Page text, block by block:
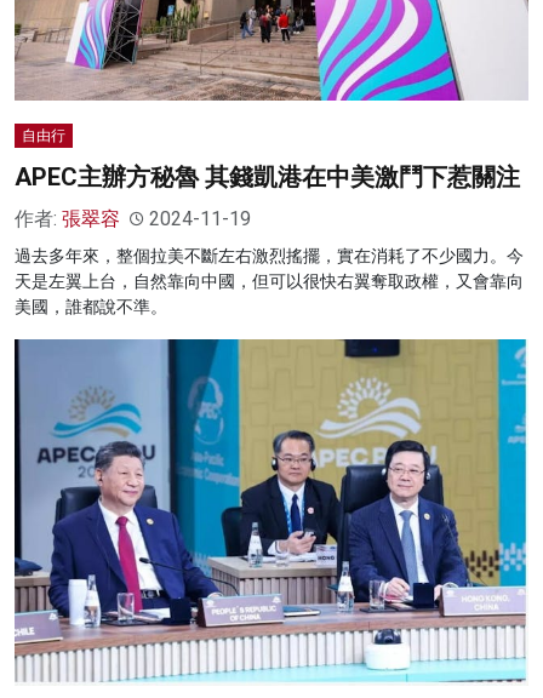
自由行
APEC主辦方秘魯 其錢凱港在中美激鬥下惹關注
作者: 張翠容 2024-11-19
過去多年來，整個拉美不斷左右激烈搖擺，實在消耗了不少國力。今
天是左翼上台，自然靠向中國，但可以很快右翼奪取政權，又會靠向
美國，誰都說不準。